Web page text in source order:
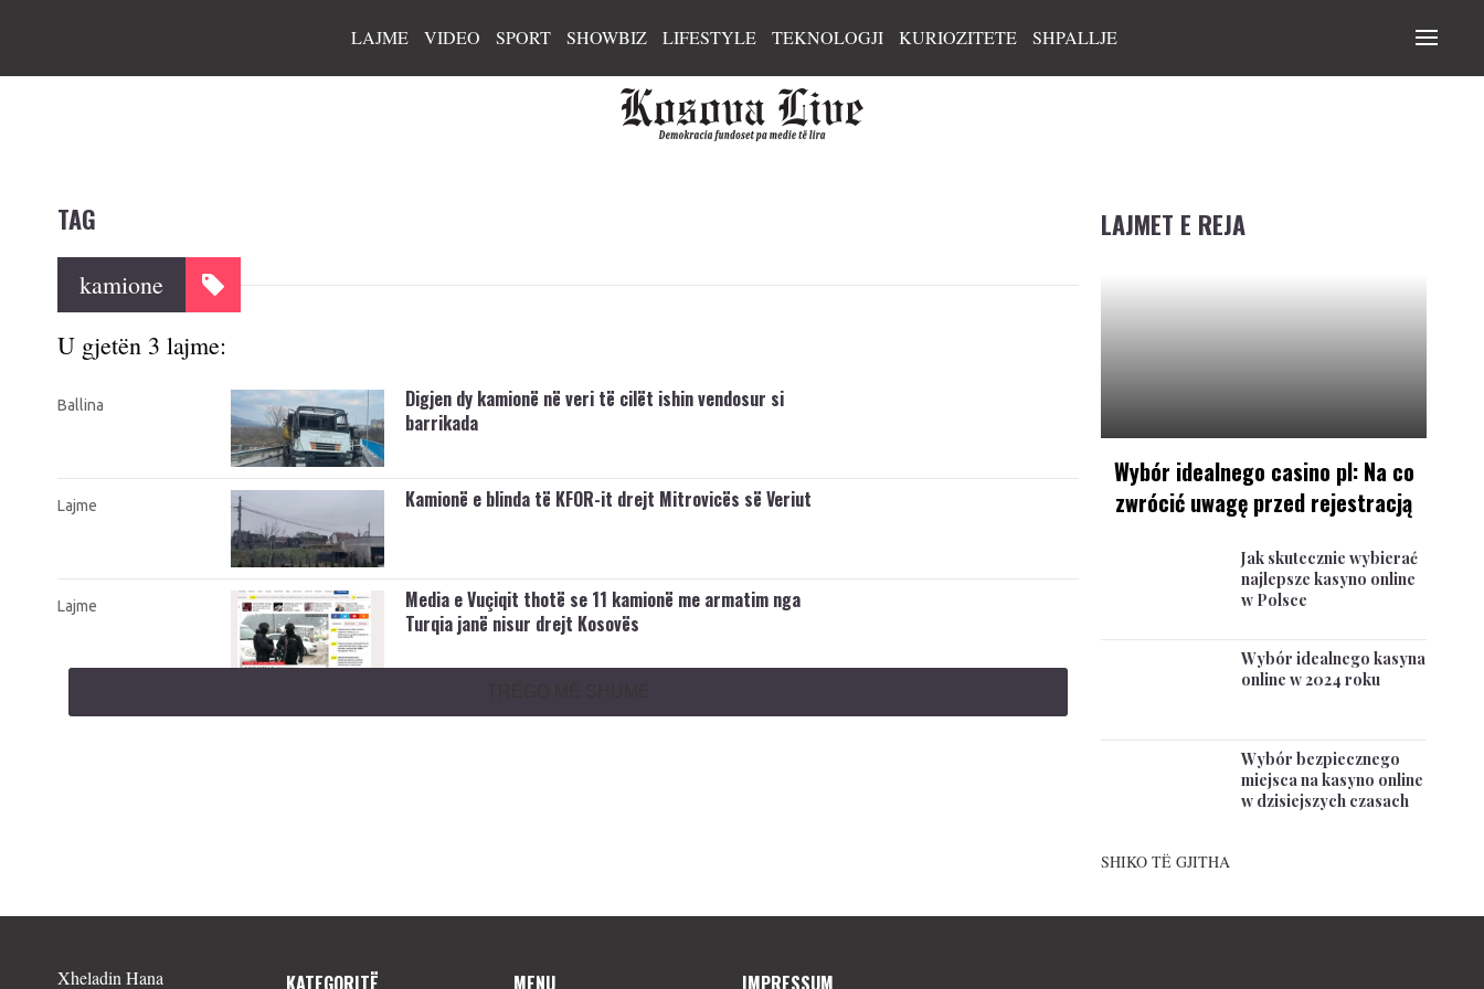
LAJME VIDEO SPORT SHOWBIZ LIFESTYLE TEKNOLOGJI KURIOZITETE SHPALLJE
TAG
kamione
U gjetën 3 lajme:
Ballina
Digjen dy kamionë në veri të cilët ishin vendosur si
barrikada
Lajme Kamionë e blinda të KFOR-it drejt Mitrovicës së Veriut
Lajme
Media e Vuçiqit thotë se 11 kamionë me armatim nga
Turqia janë nisur drejt Kosovës
LAJMET E REJA
Wybór idealnego casino pl: Na co
zwrócić uwagę przed rejestracją
Jak skutecznie wybierać
najlepsze kasyno online
w Polsce
Wybór idealnego kasyna
online w 2024 roku
Wybór bezpiecznego
miejsca na kasyno online
w dzisiejszych czasach
SHIKO TË GJITHA
Xheladin Hana KATEGORITË MENU IMPRESSUM